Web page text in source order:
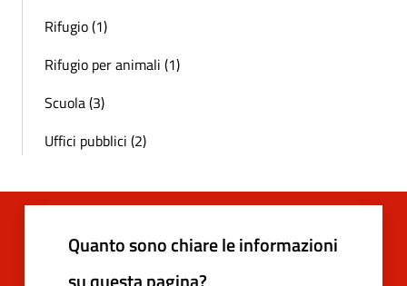
Rifugio (1)
Rifugio per animali (1)
Scuola (3)
Uffici pubblici (2)
Quanto sono chiare le informazioni